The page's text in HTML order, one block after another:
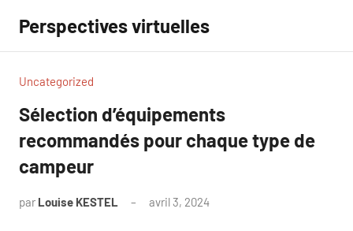
contenu
Perspectives virtuelles
Uncategorized
Sélection d’équipements
recommandés pour chaque type de
campeur
par Louise KESTEL avril 3, 2024